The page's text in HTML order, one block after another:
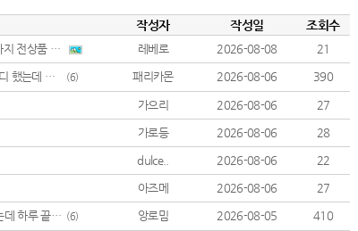
작성자 작성일 조회수
🔥 원피스부터 여름팬츠까지 전상품 5,000원!🎉 레베로 2026-08-08 21
엄마가 내 머리 보고 한마디 했는데 긁힘ㅋㅋ (6) 패리카몬 2026-08-06 390
가으리 2026-08-06 27
가로등 2026-08-06 28
dulce.. 2026-08-06 22
아즈메 2026-08-06 27
폭염 미쳤네... 출근만 했는데 하루 끝난 느낌;; (6) 앙로밈 2026-08-05 410